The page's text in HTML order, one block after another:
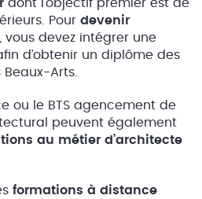
dont l’objectif premier est de
Pour devenir
, vous devez intégrer une
d’obtenir un diplôme des
Arts.
ou le BTS agencement de
peuvent également
au métier d’architecte
formations à distance